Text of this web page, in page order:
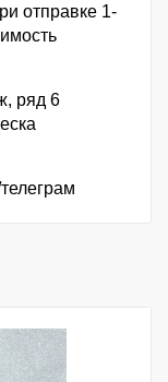
отправке 1-
ряд 6